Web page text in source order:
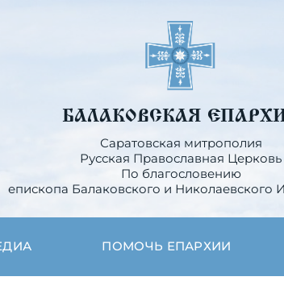
БАЛАКОВСКАЯ
Саратовская митрополия
Русская Православная Церковь
По благословению
епископа Балаковского и Николаевского
ПОМОЧЬ ЕПАРХИИ